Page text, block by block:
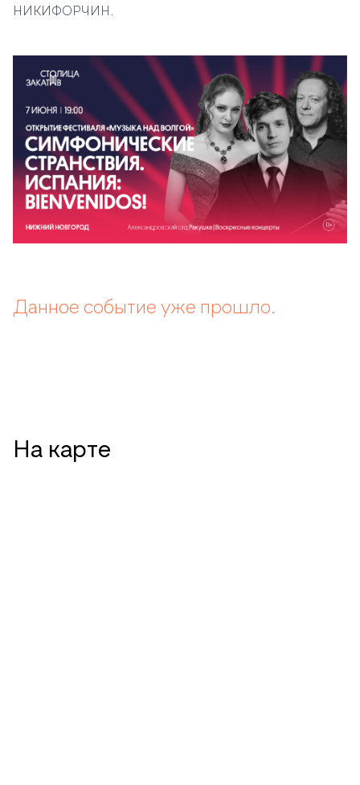
НИКИФОРЧИН.
Данное событие уже прошло.
На карте